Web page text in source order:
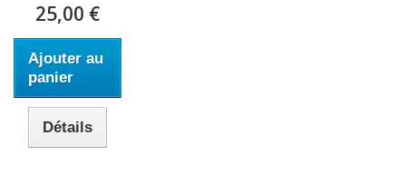
25,00 €
Ajouter au
panier
Détails